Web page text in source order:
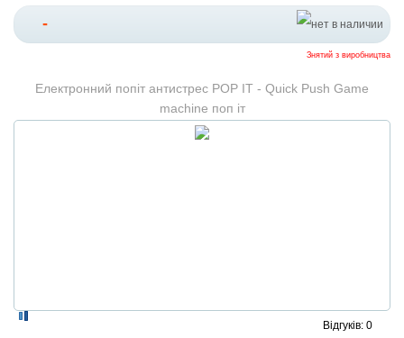
-
Знятий з виробництва
Електронний попіт антистрес POP IT - Quick Push Game
machine поп іт
Відгуків: 0